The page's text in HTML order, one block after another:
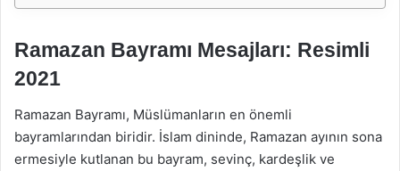
Ramazan Bayramı Mesajları: Resimli
2021
Ramazan Bayramı, Müslümanların en önemli
bayramlarından biridir. İslam dininde, Ramazan ayının sona
ermesiyle kutlanan bu bayram, sevinç, kardeşlik ve